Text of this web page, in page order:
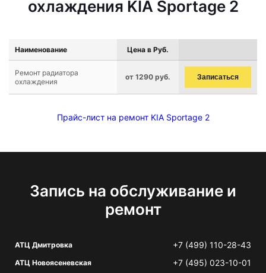
охлаждения KIA Sportage 2
Наименование Цена в Руб.
Ремонт радиатора
охлаждения
от 1290 руб. Записаться
Прайс-лист на ремонт KIA Sportage 2
Запись на обслуживание и
ремонт
АТЦ Дмитровка +7 (499) 110-28-43
АТЦ Новоясеневская +7 (495) 023-10-01